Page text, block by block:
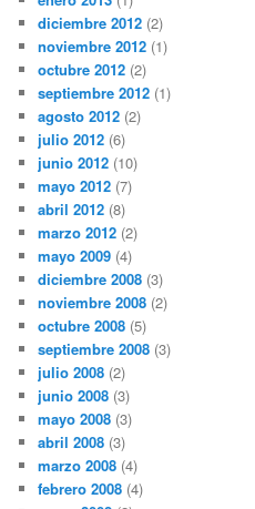
diciembre 2012 (2)
noviembre 2012 (1)
octubre 2012 (2)
septiembre 2012 (1)
agosto 2012 (2)
julio 2012 (6)
junio 2012 (10)
mayo 2012 (7)
abril 2012 (8)
marzo 2012 (2)
mayo 2009 (4)
diciembre 2008 (3)
noviembre 2008 (2)
octubre 2008 (5)
septiembre 2008 (3)
julio 2008 (2)
junio 2008 (3)
mayo 2008 (3)
abril 2008 (3)
marzo 2008 (4)
febrero 2008 (4)